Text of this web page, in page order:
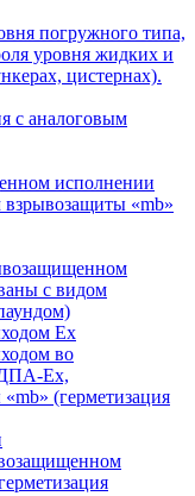
погружного типа,
уровня жидких и
цистернах).
с аналоговым
исполнении
«mb»
с видом
Ех
во
ДПА-Ех,
(герметизация